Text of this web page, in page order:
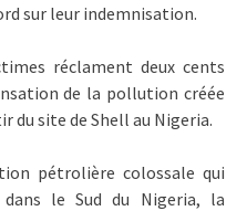
sur leur indemnisation.
réclament deux cents
de la pollution créée
du site de Shell au Nigeria.
pétrolière colossale qui
le Sud du Nigeria, la